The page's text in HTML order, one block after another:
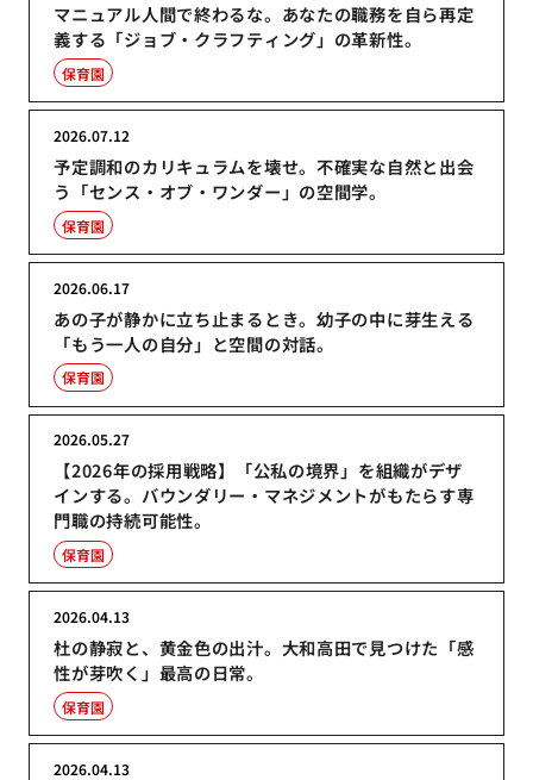
マニュアル人間で終わるな。あなたの職務を自ら再定
義する「ジョブ・クラフティング」の革新性。
保育園
予定調和のカリキュラムを壊せ。不確実な自然と出会
う「センス・オブ・ワンダー」の空間学。
2026.07.12
保育園
あの子が静かに立ち止まるとき。幼子の中に芽生える
「もう一人の自分」と空間の対話。
2026.06.17
保育園
【2026年の採用戦略】「公私の境界」を組織がデザ
インする。バウンダリー・マネジメントがもたらす専
門職の持続可能性。
2026.05.27
保育園
杜の静寂と、黄金色の出汁。大和高田で見つけた「感
性が芽吹く」最高の日常。
2026.04.13
保育園
2026.04.13